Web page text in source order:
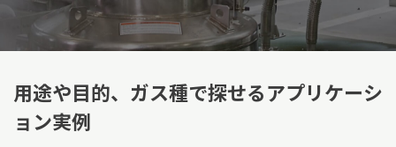
用途や目的、ガス種で探せるアプリケーシ
ョン実例